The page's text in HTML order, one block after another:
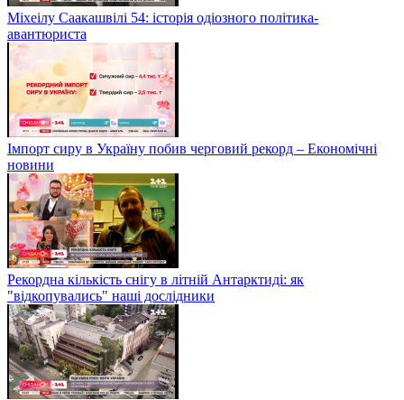
Міхеілу Саакашвілі 54: історія одіозного політика-
авантюриста
Імпорт сиру в Україну побив черговий рекорд – Економічні
новини
Рекордна кількість снігу в літній Антарктиді: як
"відкопувались" наші дослідники